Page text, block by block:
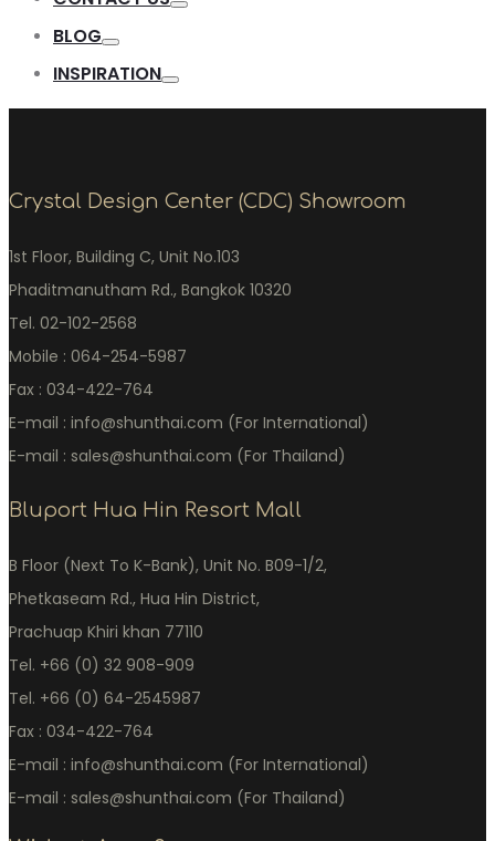
BLOG
INSPIRATION
Crystal Design Center (CDC) Showroom
1st Floor, Building C, Unit No.103
Phaditmanutham Rd., Bangkok 10320
Tel. 02-102-2568
Mobile : 064-254-5987
Fax : 034-422-764
E-mail : info@shunthai.com (For International)
E-mail : sales@shunthai.com (For Thailand)
Bluport Hua Hin Resort Mall
B Floor (Next To K-Bank), Unit No. B09-1/2,
Phetkaseam Rd., Hua Hin District,
Prachuap Khiri khan 77110
Tel. +66 (0) 32 908-909
Tel. +66 (0) 64-2545987
Fax : 034-422-764
E-mail : info@shunthai.com (For International)
E-mail : sales@shunthai.com (For Thailand)